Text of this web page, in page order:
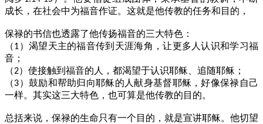
成长，在社会中为福音作证。这就是他传教的任务和目的，
保禄的书信也透露了他传扬福音的三大特色：
（1）渴望天主的福音传到天涯海角，让更多人认识和学习福
音；
（2）使接触到福音的人，都渴望于认识耶稣、追随耶稣；
（3）鼓励和帮助归向耶稣的人献身基督耶稣，好像保禄自己
一样。其实这三大特色，也可算是他传教的目的。
总括来说，保禄的生命只有一个目的，就是宣讲耶稣。他切望